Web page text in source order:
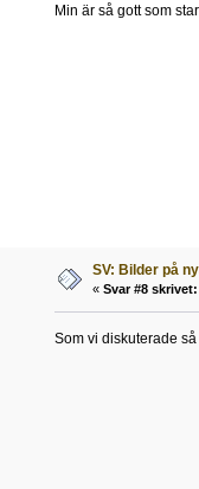
Min är så gott som
SV: Bilder på
« Svar #8 skrivet:
Som vi diskuterade